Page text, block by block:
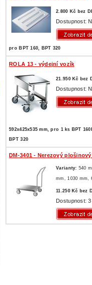
2.800 Kč bez
Dostupnost:
pro BPT 160, BPT 320
ROLA 13 - výdejní vozík
21.950 Kč bez
Dostupnost:
592x425x535 mm, pro 1 ks BPT
BPT 320
DM-3401 - Nerezový
Varianty: 540
mm,1030 mm,
11.250 Kč bez
Dostupnost: